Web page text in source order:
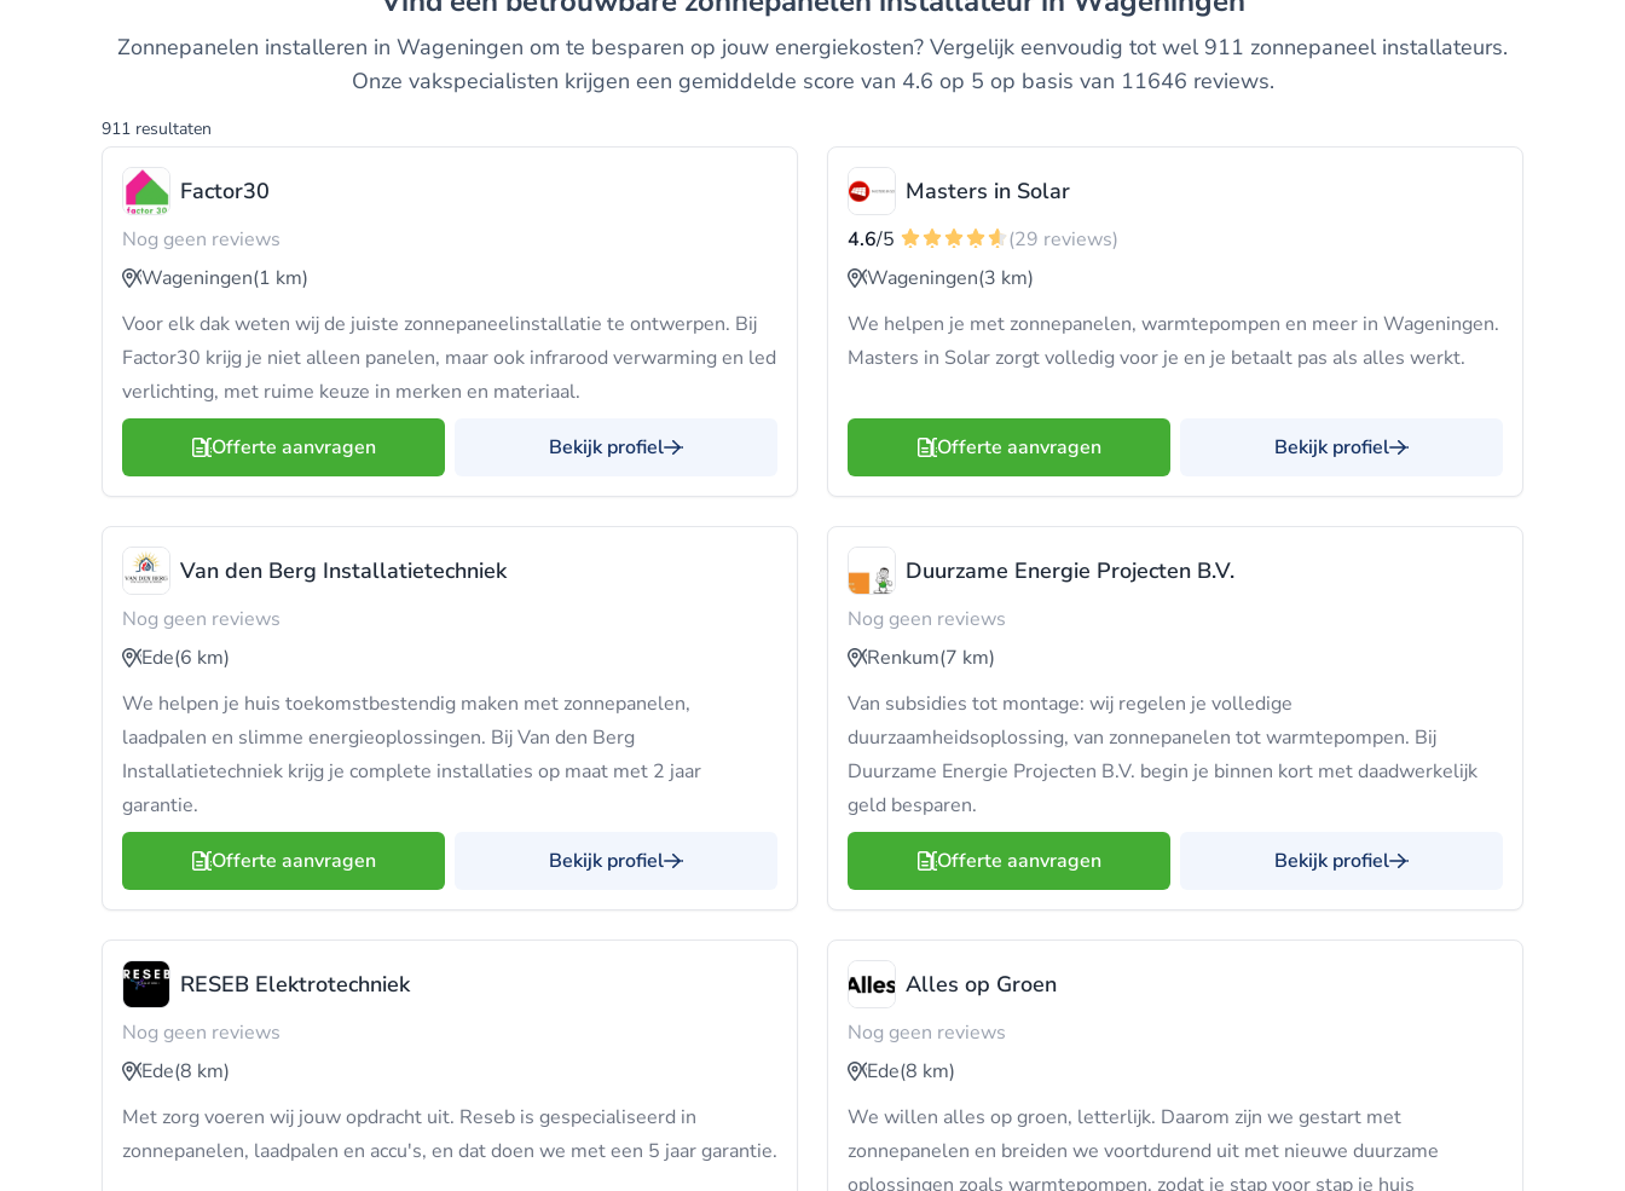
Zonnepanelen installeren in Wageningen om te besparen op jouw energiekosten? Vergelijk eenvoudig tot wel 911 zonnepaneel installateurs.
Onze vakspecialisten krijgen een gemiddelde score van 4.6 op 5 op basis van 11646 reviews.
911 resultaten
Factor30
Nog geen reviews
Wageningen(1 km)
Voor elk dak weten wij de juiste zonnepaneelinstallatie te ontwerpen. Bij
Factor30 krijg je niet alleen panelen, maar ook infrarood verwarming en led
verlichting, met ruime keuze in merken en materiaal.
Offerte aanvragen Bekijk profiel
Masters in Solar
4.6/5
(29 reviews)
Wageningen(3 km)
We helpen je met zonnepanelen, warmtepompen en meer in Wageningen.
Masters in Solar zorgt volledig voor je en je betaalt pas als alles werkt.
Offerte aanvragen Bekijk profiel
Van den Berg Installatietechniek
Nog geen reviews
Ede(6 km)
We helpen je huis toekomstbestendig maken met zonnepanelen,
laadpalen en slimme energieoplossingen. Bij Van den Berg
Installatietechniek krijg je complete installaties op maat met 2 jaar
garantie.
Offerte aanvragen Bekijk profiel
Duurzame Energie Projecten B.V.
Nog geen reviews
Renkum(7 km)
Van subsidies tot montage: wij regelen je volledige
duurzaamheidsoplossing, van zonnepanelen tot warmtepompen. Bij
Duurzame Energie Projecten B.V. begin je binnen kort met daadwerkelijk
geld besparen.
Offerte aanvragen Bekijk profiel
RESEB Elektrotechniek
Nog geen reviews
Ede(8 km)
Met zorg voeren wij jouw opdracht uit. Reseb is gespecialiseerd in
zonnepanelen, laadpalen en accu's, en dat doen we met een 5 jaar garantie.
Alles op Groen
Nog geen reviews
Ede(8 km)
We willen alles op groen, letterlijk. Daarom zijn we gestart met
zonnepanelen en breiden we voortdurend uit met nieuwe duurzame
oplossingen zoals warmtepompen, zodat je stap voor stap je huis